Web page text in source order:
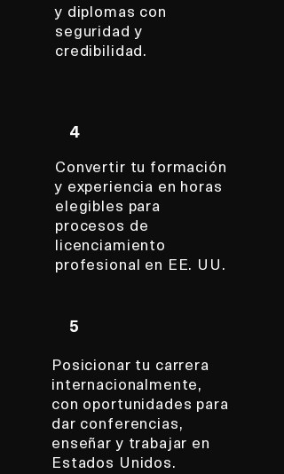
y diplomas con
seguridad y
credibilidad.
4
Convertir tu formación
y experiencia en horas
elegibles para
procesos de
licenciamiento
profesional en EE. UU.
5
Posicionar tu carrera
internacionalmente,
con oportunidades para
dar conferencias,
enseñar y trabajar en
Estados Unidos.